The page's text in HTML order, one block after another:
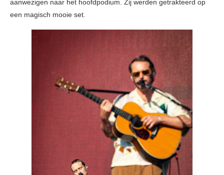
aanwezigen naar het hoofdpodium. Zij werden getrakteerd op
een magisch mooie set.